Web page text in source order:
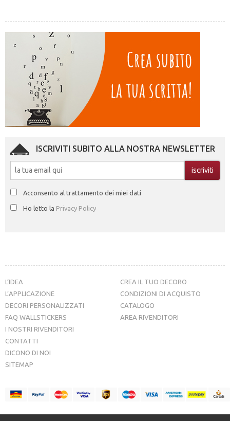
ISCRIVITI SUBITO ALLA NOSTRA NEWSLETTER
Acconsento al trattamento dei miei dati
Ho letto la Privacy Policy
L’IDEA
L’APPLICAZIONE
DECORI PERSONALIZZATI
FAQ WALLSTICKERS
CREA IL TUO DECORO
CONDIZIONI DI ACQUISTO
CATALOGO
AREA RIVENDITORI
I NOSTRI RIVENDITORI
CONTATTI
DICONO DI NOI
SITEMAP